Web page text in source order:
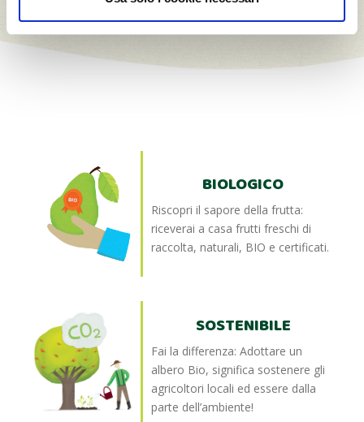
BIOLOGICO
Riscopri il sapore della frutta:
riceverai a casa frutti freschi di
raccolta, naturali, BIO e certificati.
SOSTENIBILE
Fai la differenza: Adottare un
albero Bio, significa sostenere gli
agricoltori locali ed essere dalla
parte dell’ambiente!